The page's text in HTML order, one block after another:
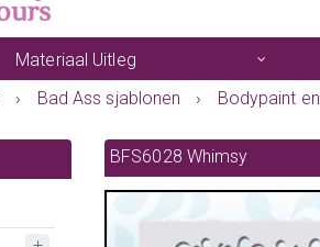
Materiaal Uitleg
› Bad Ass sjablonen › Bodypaint
BFS6028 Whimsy